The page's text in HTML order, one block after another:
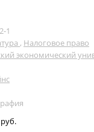
1
, Налоговое право
экономический